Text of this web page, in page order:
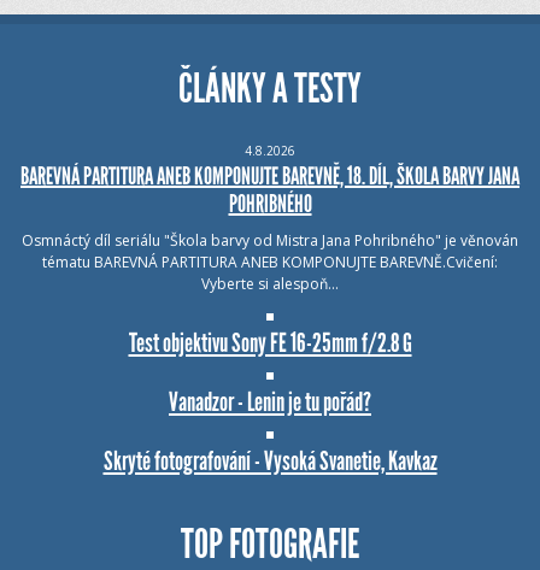
ČLÁNKY A TESTY
4.8.2026
BAREVNÁ PARTITURA ANEB KOMPONUJTE BAREVNĚ, 18. DÍL, ŠKOLA BARVY JANA
POHRIBNÉHO
Osmnáctý díl seriálu "Škola barvy od Mistra Jana Pohribného" je věnován
tématu BAREVNÁ PARTITURA ANEB KOMPONUJTE BAREVNĚ.Cvičení:
Vyberte si alespoň…
Test objektivu Sony FE 16-25mm f/2.8 G
Vanadzor - Lenin je tu pořád?
Skryté fotografování - Vysoká Svanetie, Kavkaz
TOP FOTOGRAFIE